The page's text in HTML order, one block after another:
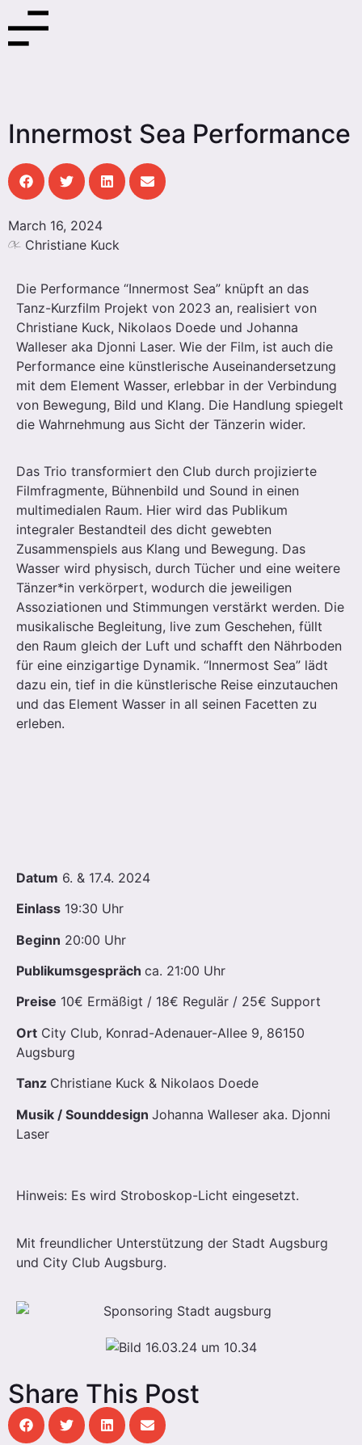
Innermost Sea Performance
March 16, 2024
Christiane Kuck
Die Performance “Innermost Sea” knüpft an das
Tanz-Kurzfilm Projekt von 2023 an, realisiert von
Christiane Kuck, Nikolaos Doede und Johanna
Walleser aka Djonni Laser. Wie der Film, ist auch die
Performance eine künstlerische Auseinandersetzung
mit dem Element Wasser, erlebbar in der Verbindung
von Bewegung, Bild und Klang. Die Handlung spiegelt
die Wahrnehmung aus Sicht der Tänzerin wider.
Das Trio transformiert den Club durch projizierte
Filmfragmente, Bühnenbild und Sound in einen
multimedialen Raum. Hier wird das Publikum
integraler Bestandteil des dicht gewebten
Zusammenspiels aus Klang und Bewegung. Das
Wasser wird physisch, durch Tücher und eine weitere
Tänzer*in verkörpert, wodurch die jeweiligen
Assoziationen und Stimmungen verstärkt werden. Die
musikalische Begleitung, live zum Geschehen, füllt
den Raum gleich der Luft und schafft den Nährboden
für eine einzigartige Dynamik. “Innermost Sea” lädt
dazu ein, tief in die künstlerische Reise einzutauchen
und das Element Wasser in all seinen Facetten zu
erleben.
Datum 6. & 17.4. 2024
Einlass 19:30 Uhr
Beginn 20:00 Uhr
Publikumsgespräch ca. 21:00 Uhr
Preise 10€ Ermäßigt / 18€ Regulär / 25€ Support
Ort City Club, Konrad-Adenauer-Allee 9, 86150
Augsburg
Tanz Christiane Kuck & Nikolaos Doede
Musik / Sounddesign Johanna Walleser aka. Djonni
Laser
Hinweis: Es wird Stroboskop-Licht eingesetzt.
Mit freundlicher Unterstützung der Stadt Augsburg
und City Club Augsburg.
Share This Post